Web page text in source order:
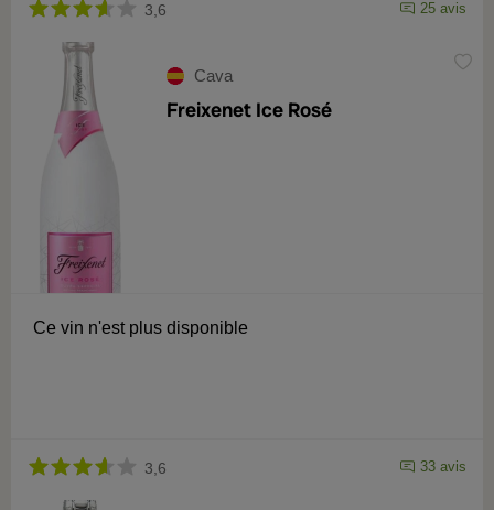
3,6 25 avis
Cava
Freixenet Ice Rosé
Ce vin n'est plus disponible
3,6 33 avis